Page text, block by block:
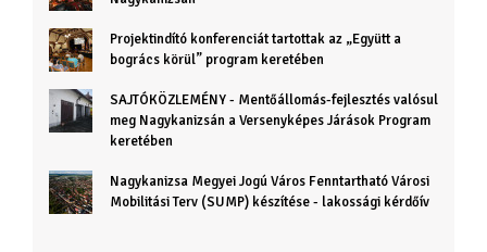
Projektindító konferenciát tartottak az „Együtt a
bogrács körül” program keretében
SAJTÓKÖZLEMÉNY - Mentőállomás-fejlesztés valósul
meg Nagykanizsán a Versenyképes Járások Program
keretében
Nagykanizsa Megyei Jogú Város Fenntartható Városi
Mobilitási Terv (SUMP) készítése - lakossági kérdőív